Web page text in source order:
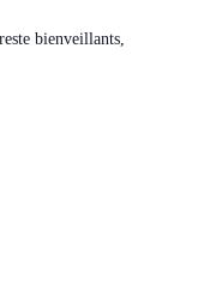
bienveillants,